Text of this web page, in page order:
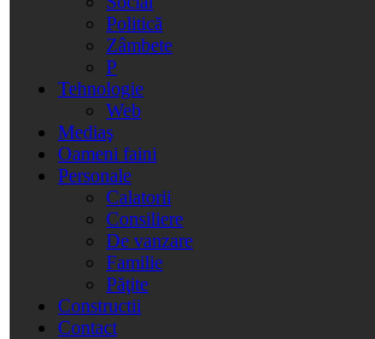
Politică
Zâmbete
P
Tehnologie
Web
Mediaş
Oameni faini
Personale
Calatorii
Consiliere
De vanzare
Familie
Păţite
Constructii
Contact